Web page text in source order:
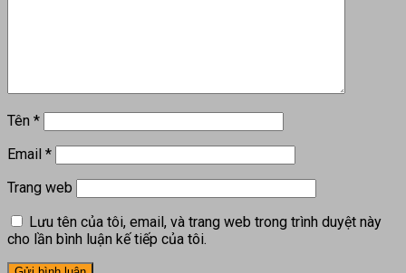
Tên *
Email *
Trang web
Lưu tên của tôi, email, và trang web trong trình duyệt này
cho lần bình luận kế tiếp của tôi.